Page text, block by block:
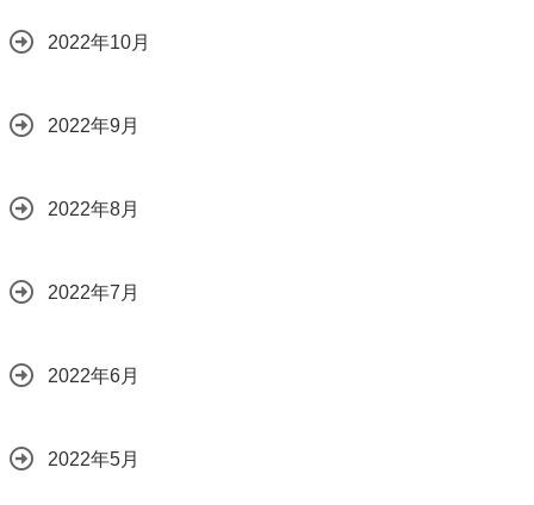
2022年10月
2022年9月
2022年8月
2022年7月
2022年6月
2022年5月